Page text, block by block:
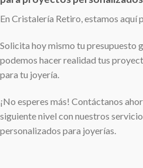
En Cristalería Retiro, estamos aquí
Solicita hoy mismo tu presupuesto
podemos hacer realidad tus
para tu joyería.
¡No esperes más! Contáctanos
siguiente nivel con nuestros
personalizados para joyerías.